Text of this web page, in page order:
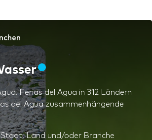
Ferias del Agua in 312 Ländern
del Agua zusammenhängende
Land und/oder Branche